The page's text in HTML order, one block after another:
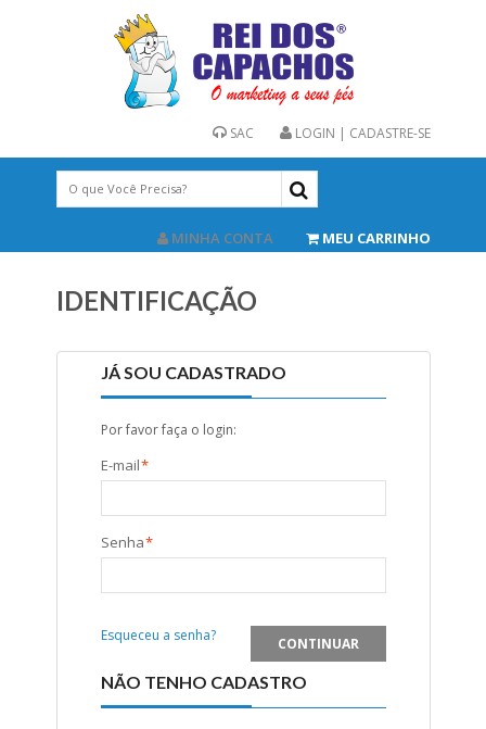
SAC LOGIN | CADASTRE-SE
MINHA CONTA MEU CARRINHO
IDENTIFICAÇÃO
JÁ SOU CADASTRADO
Por favor faça o login:
E-mail*
Senha*
Esqueceu a senha? CONTINUAR
NÃO TENHO CADASTRO